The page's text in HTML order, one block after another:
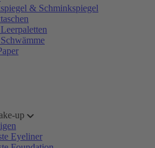
& Schminkspiegel
up
Eyeliner